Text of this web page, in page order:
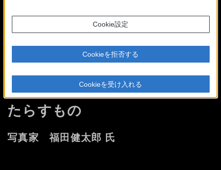
これからの未来を写す。新世代
ズームレンズが風景撮影にも
たらすもの
写真家 福田健太郎 氏
Cookie設定
Cookieを拒否する
Cookieを受け入れる